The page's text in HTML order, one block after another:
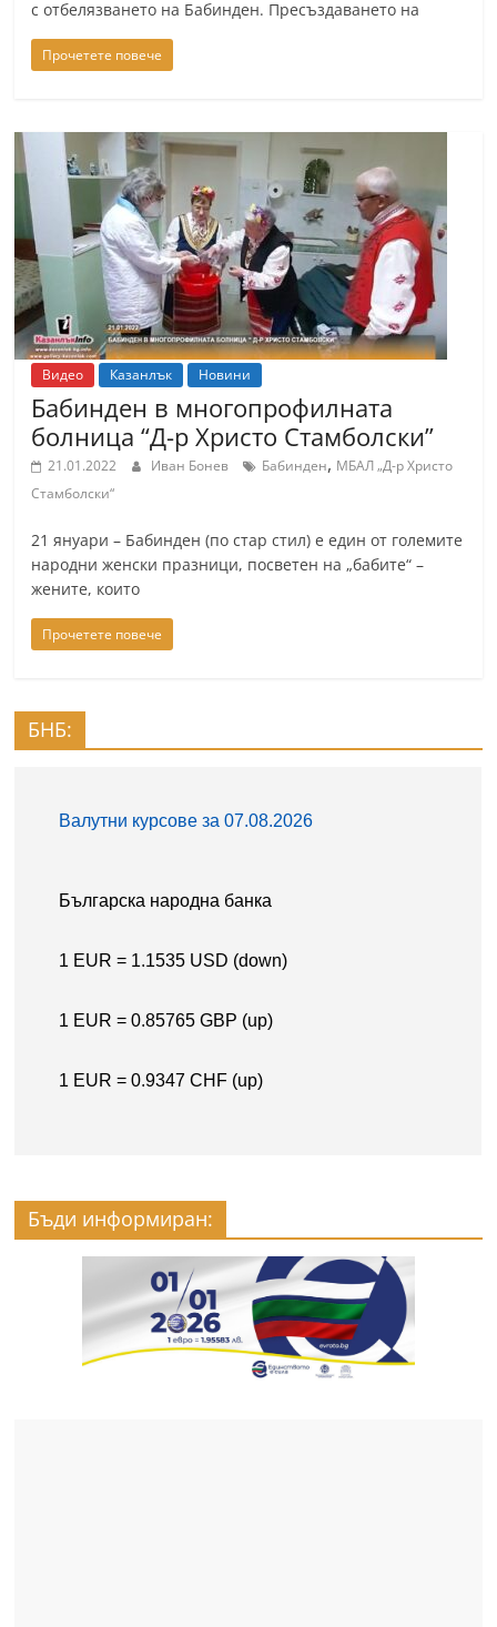
с отбелязването на Бабинден. Пресъздаването на
Прочетете повече
Видео Казанлък Новини
Бабинден в многопрофилната
болница “Д-р Христо Стамболски”
21.01.2022 Иван Бонев Бабинден, МБАЛ „Д-р Христо
Стамболски“
21 януари – Бабинден (по стар стил) е един от големите
народни женски празници, посветен на „бабите“ –
жените, които
Прочетете повече
БНБ:
Бъди информиран: